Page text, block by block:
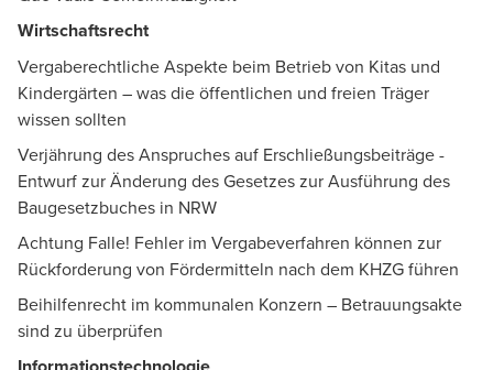
Wirtschaftsrecht
Vergaberechtliche Aspekte beim Betrieb von Kitas und
Kindergärten – was die öffentlichen und freien Träger
wissen sollten
Verjährung des Anspruches auf Erschließungsbeiträge -
Entwurf zur Änderung des Gesetzes zur Ausführung des
Baugesetzbuches in NRW
Achtung Falle! Fehler im Vergabeverfahren können zur
Rückforderung von Fördermitteln nach dem KHZG führen
Beihilfenrecht im kommunalen Konzern – Betrauungsakte
sind zu überprüfen